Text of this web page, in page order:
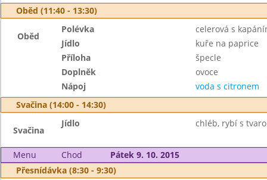
Oběd (11:40 - 13:30)
Oběd
Polévka
celerová s
Jídlo
kuře na paprice
Příloha
špecle
Doplněk
ovoce
Nápoj
voda s citronem
Svačina (14:00 - 14:30)
Svačina
Jídlo chléb, rybí s
Menu Chod
Pátek 9. 10. 2015
Přesnídávka (8:30 - 9:30)